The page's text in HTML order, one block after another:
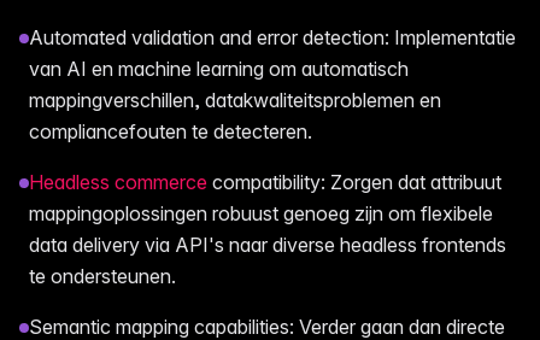
Automated validation and error detection: Implementatie
van AI en machine learning om automatisch
mappingverschillen, datakwaliteitsproblemen en
compliancefouten te detecteren.
Headless commerce compatibility: Zorgen dat attribuut
mappingoplossingen robuust genoeg zijn om flexibele
data delivery via API's naar diverse headless frontends
te ondersteunen.
Semantic mapping capabilities: Verder gaan dan directe